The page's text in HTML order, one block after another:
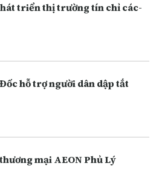
triển thị trường tín chỉ các-
hỗ trợ người dân dập tắt
mại AEON Phủ Lý